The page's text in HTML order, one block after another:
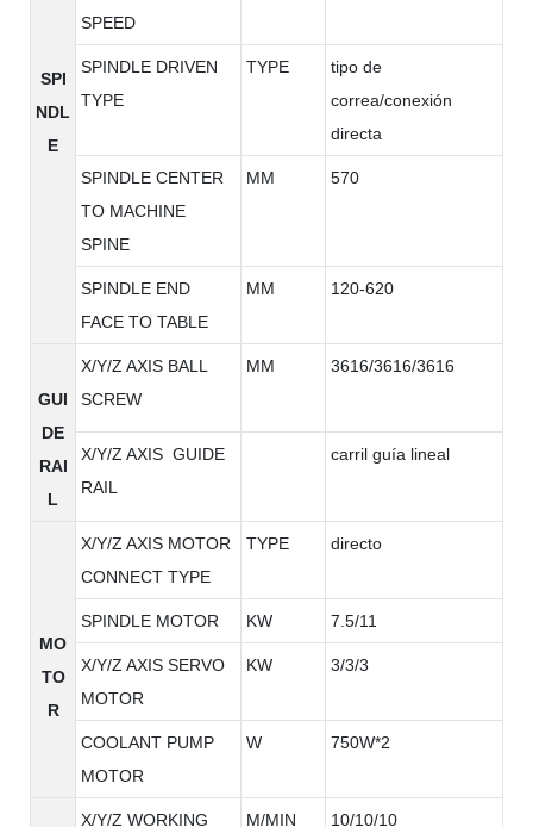
SPI
NDL
E
SPEED
SPINDLE DRIVEN
TYPE
TYPE
tipo de
correa/conexión
directa
SPINDLE CENTER
TO MACHINE
SPINE
MM 570
SPINDLE END
FACE TO TABLE
MM 120-620
GUI
DE
RAI
L
X/Y/Z AXIS BALL
SCREW
MM 3616/3616/3616
X/Y/Z AXIS GUIDE
RAIL
carril guía lineal
MO
TO
R
X/Y/Z AXIS MOTOR
CONNECT TYPE
TYPE directo
SPINDLE MOTOR KW 7.5/11
X/Y/Z AXIS SERVO
MOTOR
KW 3/3/3
COOLANT PUMP
MOTOR
W 750W*2
X/Y/Z WORKING M/MIN 10/10/10